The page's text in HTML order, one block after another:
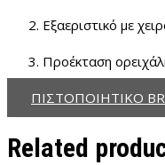
Εξαεριστικό με
Προέκταση
ΠΙΣΤΟΠΟΙΗΤΙΚΟ
Related